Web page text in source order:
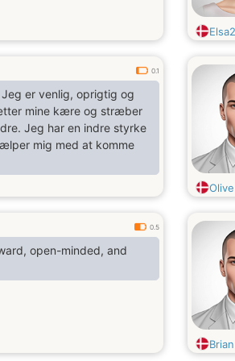
0.1
er venlig, oprigtig og
mine kære og stræber
Jeg har en indre styrke
mig med at komme
0.5
open-minded, and
Brian